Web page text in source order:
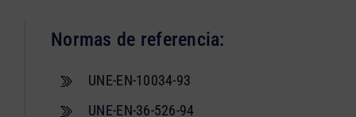
Normas de referencia:
UNE-EN-10034-93
UNE-EN-36-526-94